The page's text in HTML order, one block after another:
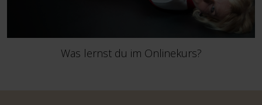
Was lernst du im Onlinekurs?